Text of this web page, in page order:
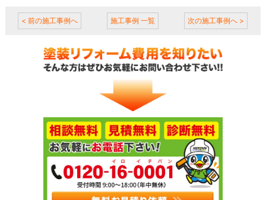
< 前の施工事例へ 施工事例 一覧 次の施工事例へ >